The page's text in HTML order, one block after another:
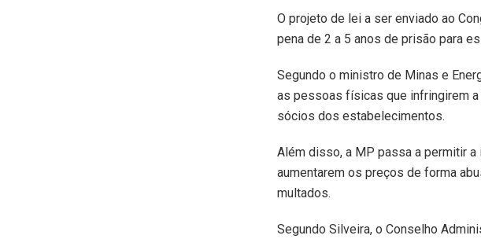
O projeto de lei a ser enviado ao
pena de 2 a 5 anos de prisão para
Segundo o ministro de Minas e
as pessoas físicas que infringirem
sócios dos estabelecimentos.
Além disso, a MP passa a permitir
aumentarem os preços de forma
multados.
Segundo Silveira, o Conselho